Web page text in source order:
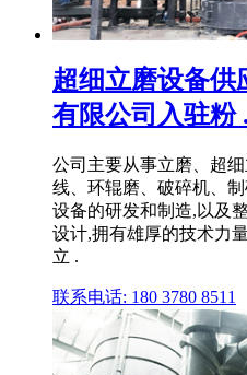
超细立磨设备供
有限公司入驻粉 .
公司主要从事立磨、超
线、环辊磨、破碎机、
设备的研发和制造,以及
设计,拥有雄厚的技术力
立 .
联系电话: 180 3780 8511